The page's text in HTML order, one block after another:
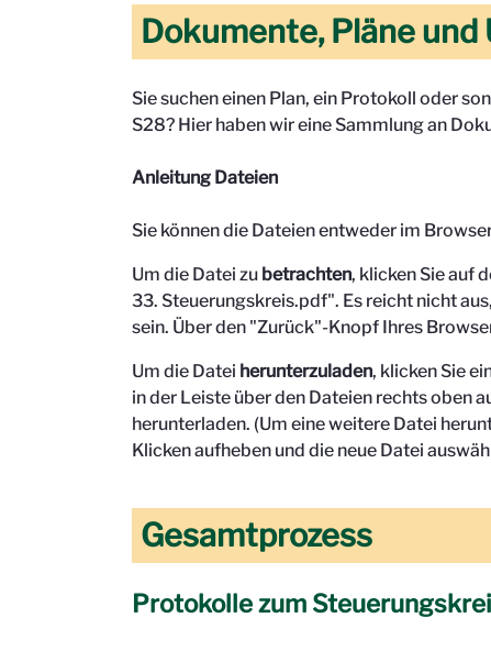
Dokumente, Pläne und
Sie suchen einen Plan, ein Protokoll oder
S28? Hier haben wir eine Sammlung an
Anleitung Dateien
Sie können die Dateien entweder im
Um die Datei zu betrachten, klicken Sie auf
33. Steuerungskreis.pdf". Es reicht nicht
sein. Über den "Zurück"-Knopf Ihres
Um die Datei herunterzuladen, klicken Sie
in der Leiste über den Dateien rechts oben
herunterladen. (Um eine weitere Datei
Klicken aufheben und die neue Datei
Gesamtprozess
Protokolle zum